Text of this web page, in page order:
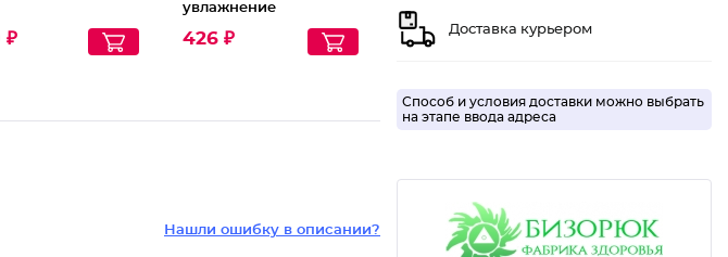
₽
увлажнение
426 ₽
Нашли ошибку в описании?
Доставка курьером
Способ и условия доставки можно выбрать
на этапе ввода адреса